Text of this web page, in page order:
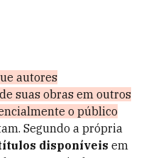
autores
suas obras em outros
o público
Segundo a própria
disponíveis em